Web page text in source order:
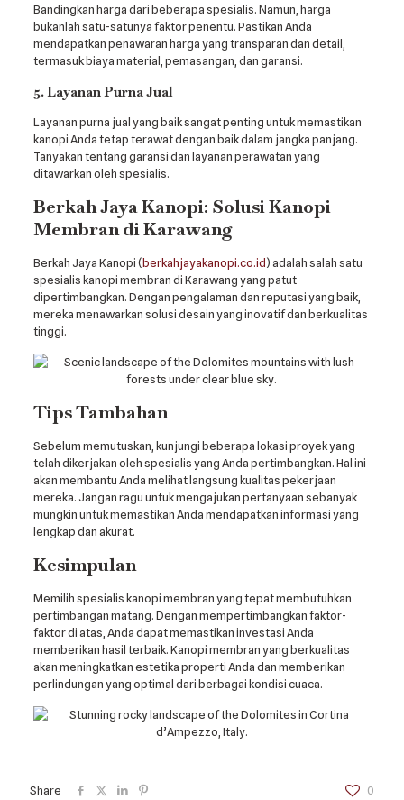
Bandingkan harga dari beberapa spesialis. Namun, harga
bukanlah satu-satunya faktor penentu. Pastikan Anda
mendapatkan penawaran harga yang transparan dan detail,
termasuk biaya material, pemasangan, dan garansi.
5. Layanan Purna Jual
Layanan purna jual yang baik sangat penting untuk memastikan
kanopi Anda tetap terawat dengan baik dalam jangka panjang.
Tanyakan tentang garansi dan layanan perawatan yang
ditawarkan oleh spesialis.
Berkah Jaya Kanopi: Solusi Kanopi
Membran di Karawang
Berkah Jaya Kanopi (berkahjayakanopi.co.id) adalah salah satu
spesialis kanopi membran di Karawang yang patut
dipertimbangkan. Dengan pengalaman dan reputasi yang baik,
mereka menawarkan solusi desain yang inovatif dan berkualitas
tinggi.
Tips Tambahan
Sebelum memutuskan, kunjungi beberapa lokasi proyek yang
telah dikerjakan oleh spesialis yang Anda pertimbangkan. Hal ini
akan membantu Anda melihat langsung kualitas pekerjaan
mereka. Jangan ragu untuk mengajukan pertanyaan sebanyak
mungkin untuk memastikan Anda mendapatkan informasi yang
lengkap dan akurat.
Kesimpulan
Memilih spesialis kanopi membran yang tepat membutuhkan
pertimbangan matang. Dengan mempertimbangkan faktor-
faktor di atas, Anda dapat memastikan investasi Anda
memberikan hasil terbaik. Kanopi membran yang berkualitas
akan meningkatkan estetika properti Anda dan memberikan
perlindungan yang optimal dari berbagai kondisi cuaca.
Share 0